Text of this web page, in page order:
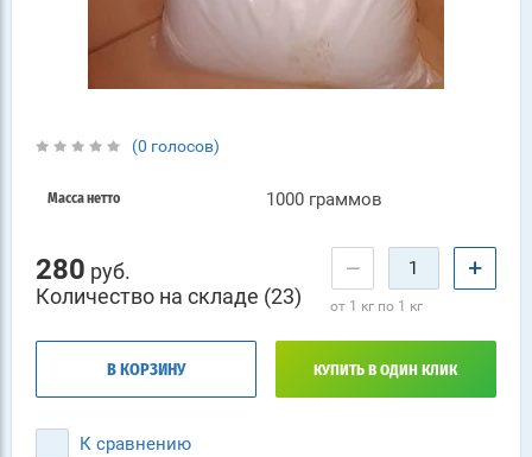
(0 голосов)
Масса нетто 1000 граммов
280 руб.
Количество на складе (23)
− +
от 1 кг по 1 кг
В КОРЗИНУ КУПИТЬ В ОДИН КЛИК
К сравнению